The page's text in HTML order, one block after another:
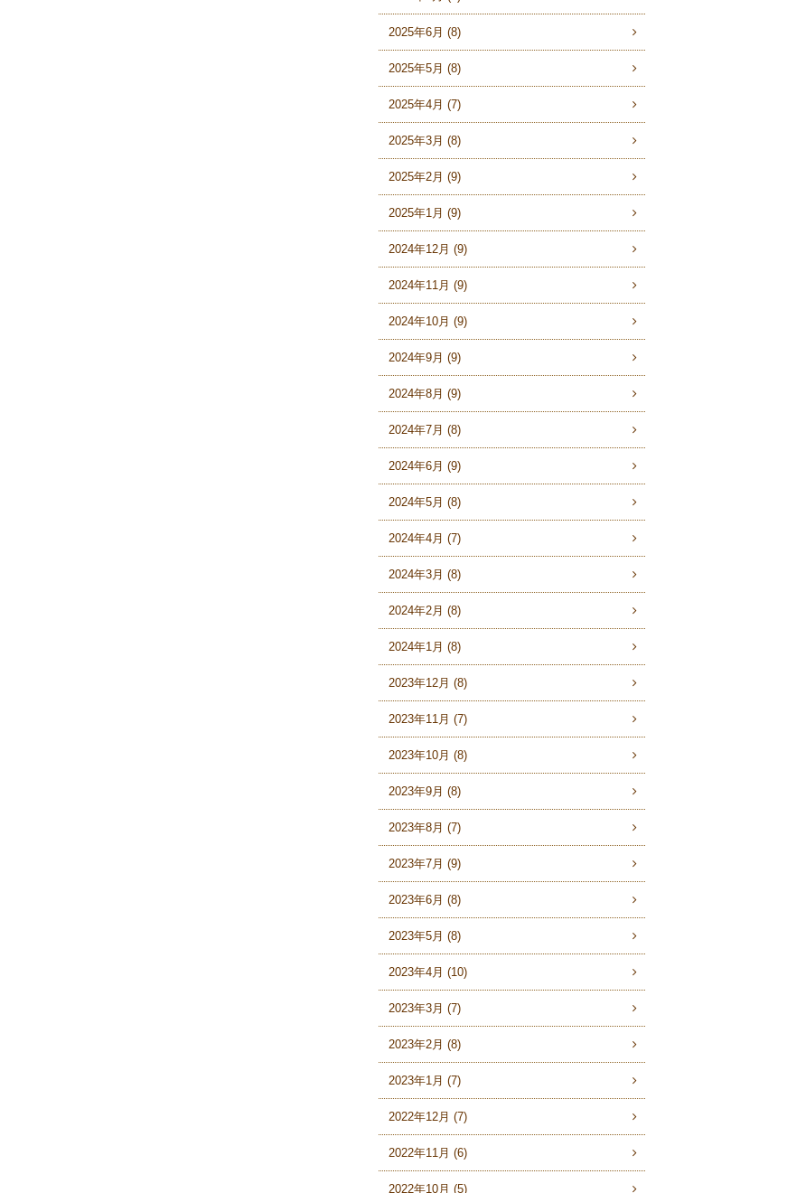
2025年6月 (8)
2025年5月 (8)
2025年4月 (7)
2025年3月 (8)
2025年2月 (9)
2025年1月 (9)
2024年12月 (9)
2024年11月 (9)
2024年10月 (9)
2024年9月 (9)
2024年8月 (9)
2024年7月 (8)
2024年6月 (9)
2024年5月 (8)
2024年4月 (7)
2024年3月 (8)
2024年2月 (8)
2024年1月 (8)
2023年12月 (8)
2023年11月 (7)
2023年10月 (8)
2023年9月 (8)
2023年8月 (7)
2023年7月 (9)
2023年6月 (8)
2023年5月 (8)
2023年4月 (10)
2023年3月 (7)
2023年2月 (8)
2023年1月 (7)
2022年12月 (7)
2022年11月 (6)
2022年10月 (5)